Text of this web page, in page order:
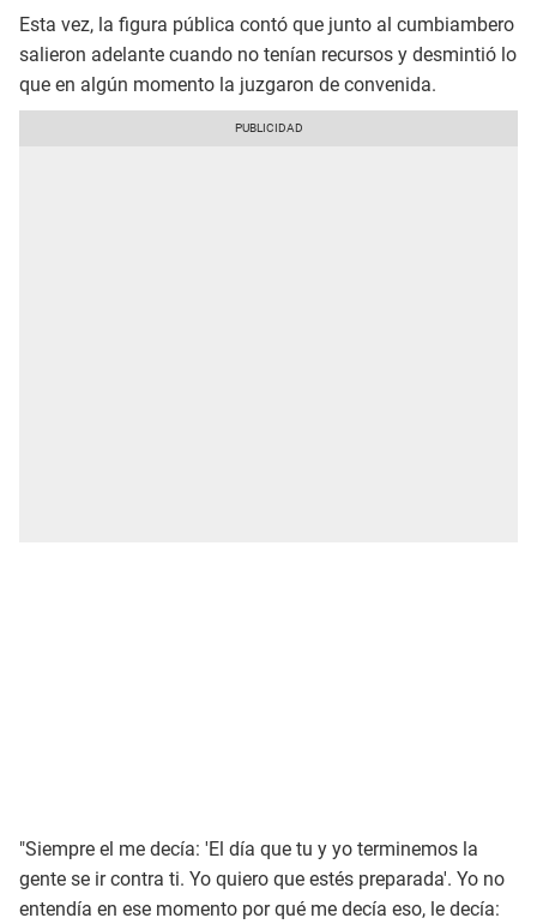
Esta vez, la figura pública contó que junto al cumbiambero
salieron adelante cuando no tenían recursos y desmintió lo
que en algún momento la juzgaron de convenida.
"Siempre el me decía: 'El día que tu y yo terminemos la
gente se ir contra ti. Yo quiero que estés preparada'. Yo no
entendía en ese momento por qué me decía eso, le decía: